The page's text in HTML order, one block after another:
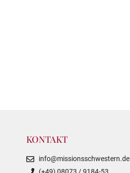
KONTAKT
info@missionsschwestern.de